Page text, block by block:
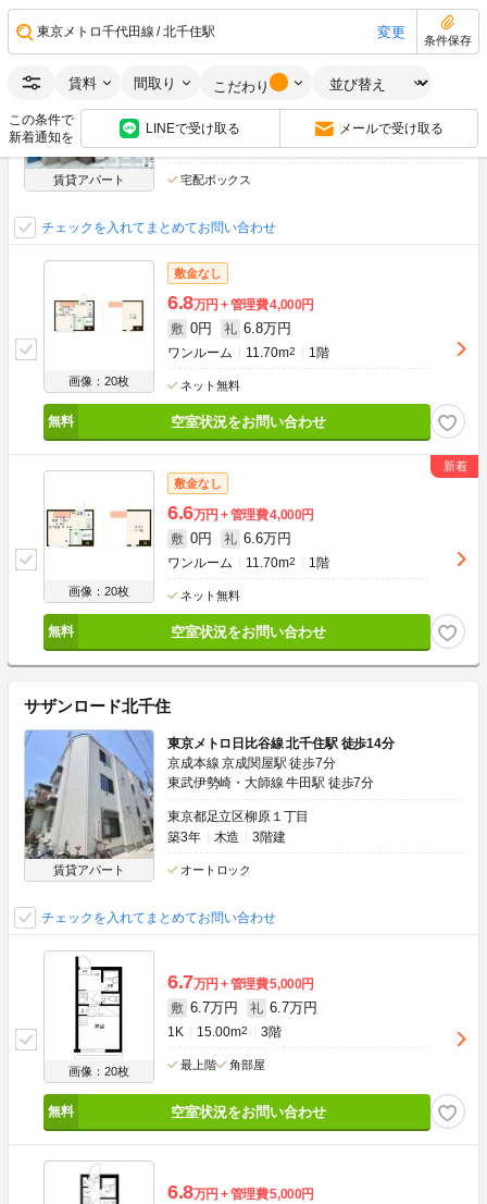
東京メトロ千代田線 北千住駅 変更
条件保存
賃料 間取り こだわり
この条件で
新着通知を
LINEで受け取る メールで受け取る
ハーモニーテラス千住河原町III
賃貸アパート
ＪＲ常磐線 北千住駅 徒歩14分
京成本線 千住大橋駅 徒歩7分
東武伊勢崎・大師線 牛田駅 徒歩14分
東京都足立区千住河原町
築2年
木造 2階建
宅配ボックス
チェックを入れてまとめてお問い合わせ
画像：20枚
敷金なし
6.8万円 管理費4,000円
敷 0円 礼 6.8万円
ワンルーム 11.70m2 1階
ネット無料
空室状況をお問い合わせ
画像：20枚
敷金なし
6.6万円 管理費4,000円
敷 0円 礼 6.6万円
ワンルーム 11.70m2 1階
ネット無料
空室状況をお問い合わせ
サザンロード北千住
賃貸アパート
東京メトロ日比谷線 北千住駅 徒歩14分
京成本線 京成関屋駅 徒歩7分
東武伊勢崎・大師線 牛田駅 徒歩7分
東京都足立区柳原１丁目
築3年
木造 3階建
オートロック
チェックを入れてまとめてお問い合わせ
画像：20枚
6.7万円 管理費5,000円
敷 6.7万円 礼 6.7万円
1K 15.00m2 3階
最上階 角部屋
空室状況をお問い合わせ
6.8万円 管理費5,000円